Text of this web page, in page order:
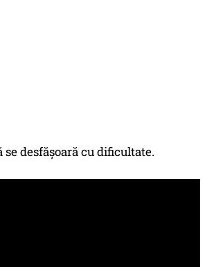
desfăşoară cu dificultate.